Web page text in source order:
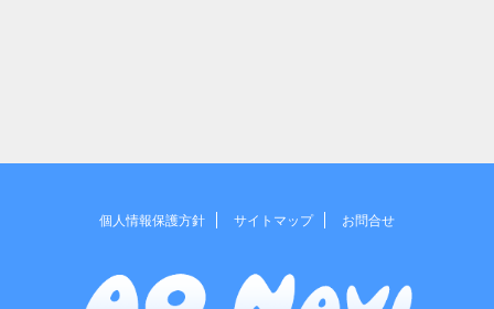
個人情報保護方針 サイトマップ お問合せ